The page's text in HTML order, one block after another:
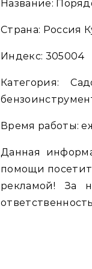
Название:
Страна: Россия
Индекс: 305004
Категория:
Время работы:
Данная
помощи
рекламой! За